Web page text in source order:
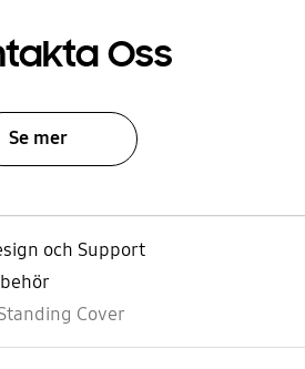
Oss
Se mer
och Support
Cover